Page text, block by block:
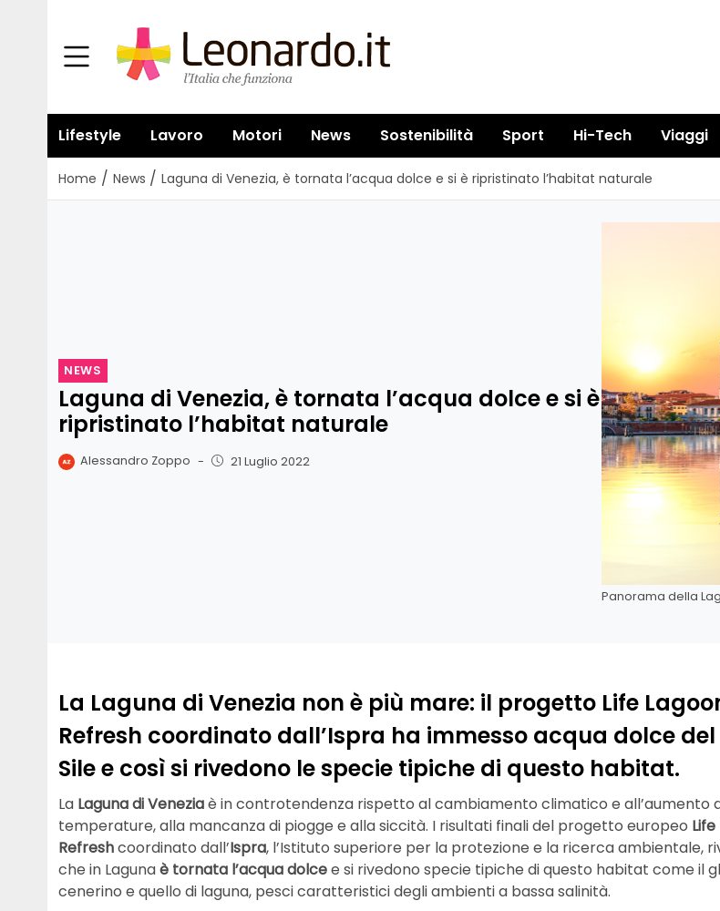
Lifestyle Lavoro Motori News Sostenibilità Sport Hi-Tech Viaggi
Home / News / Laguna di Venezia, è tornata l’acqua dolce e si è ripristinato l’habitat naturale
NEWS
Laguna di Venezia, è tornata l’acqua dolce e si è
ripristinato l’habitat naturale
Alessandro Zoppo - 21 Luglio 2022
Panorama della
La Laguna di Venezia non è più mare: il progetto Life
Refresh coordinato dall’Ispra ha immesso acqua dolce
Sile e così si rivedono le specie tipiche di questo habitat.
La Laguna di Veneziaè in controtendenza rispetto al cambiamento climatico e all’aumento
temperature, alla mancanza di piogge e alla siccità. I risultati finali del progetto europeo
Refreshcoordinato dall’Ispra, l’Istituto superiore per la protezione e la ricerca ambientale,
che in Lagunaè tornata l’acqua dolcee si rivedono specie tipiche di questo habitat come il
cenerino e quello di laguna, pesci caratteristici degli ambienti a bassa salinità.